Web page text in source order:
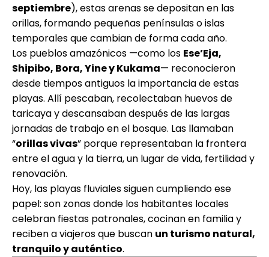
septiembre), estas arenas se depositan en las
orillas, formando pequeñas penínsulas o islas
temporales que cambian de forma cada año.
Los pueblos amazónicos —como los Ese’Eja,
Shipibo, Bora, Yine y Kukama— reconocieron
desde tiempos antiguos la importancia de estas
playas. Allí pescaban, recolectaban huevos de
taricaya y descansaban después de las largas
jornadas de trabajo en el bosque. Las llamaban
“orillas vivas” porque representaban la frontera
entre el agua y la tierra, un lugar de vida, fertilidad y
renovación.
Hoy, las playas fluviales siguen cumpliendo ese
papel: son zonas donde los habitantes locales
celebran fiestas patronales, cocinan en familia y
reciben a viajeros que buscan un turismo natural,
tranquilo y auténtico.